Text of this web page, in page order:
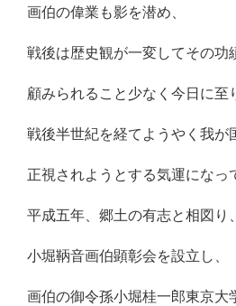
画伯の偉業も影を潜め、
戦後は歴史観が一変してその功
顧みられること少なく今日に至
戦後半世紀を経てようやく我が
正視されようとする気運になっ
平成五年、郷土の有志と相図り、
小堀鞆音画伯顕彰会を設立し、
画伯の御令孫小堀桂一郎東京大